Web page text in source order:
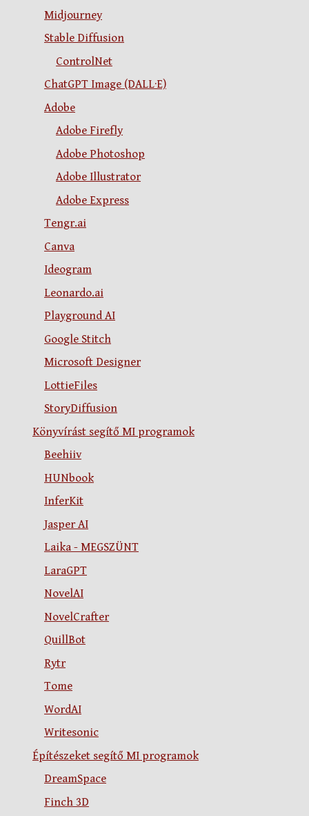
Midjourney
Stable Diffusion
ControlNet
ChatGPT Image (DALL·E)
Adobe
Adobe Firefly
Adobe Photoshop
Adobe Illustrator
Adobe Express
Tengr.ai
Canva
Ideogram
Leonardo.ai
Playground AI
Google Stitch
Microsoft Designer
LottieFiles
StoryDiffusion
Könyvírást segítő MI programok
Beehiiv
HUNbook
InferKit
Jasper AI
Laika - MEGSZÜNT
LaraGPT
NovelAI
NovelCrafter
QuillBot
Rytr
Tome
WordAI
Writesonic
Építészeket segítő MI programok
DreamSpace
Finch 3D